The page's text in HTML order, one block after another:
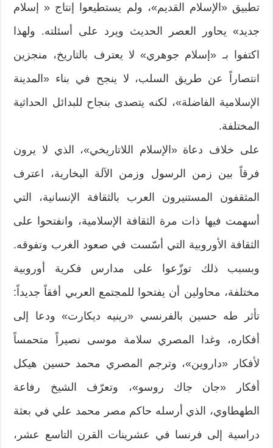
تطبيق «الإسلام القديم»، ولم يستطيعوا إنتاج « إسلام
جديد» يحاور العصر الحديث ويرد على أسئلته. ولهذا
اكتفوا بـ «إسلام جوهري» لا يعترف بالتاريخ، منجزين
انتصاراً عن طريق السلب، لا ينجح في بناء «المدينة
الإسلامية الفاضلة»، لكنه يتصدى بنجاح للبدائل الحداثية
المختلفة.
على خلاف دعاة «الإسلام اللاتاريخي»، الذي لا يرون
فرقاً بين زمن الرسول وزمن الآلة البخارية، اعترف
المثقفون المستنيرون العرب بالثقافة الإنسانية، التي
أسهمت فيها ذات مرة الثقافة الإسلامية، وانفتحوا على
الثقافة الأوروبية التي أسّست في صعود الغرب وتفوقه.
وبسبب ذلك توزّعوا على مدارس فكرية أوروبية
مختلفة، محاولين أن يفتحوا للمجتمع العربي أفقاً جديداً:
تأثر طه حسين بالفرنسي «رينيه ديكارت» ودعا إلى
أفكاره، وغدا المصري سلامة موسى نصيراً متحمساً
لأفكار «داروين»، وترجم المصري محمد حسين هيكل
أفكار «جان جاك روسو»، وتعرّف الشيخ رفاعة
الطهطاوي، الذي أرسله حاكم مصر محمد علي في بعثة
دراسية إلى فرنسا في عشرينات القرن التاسع عشر،